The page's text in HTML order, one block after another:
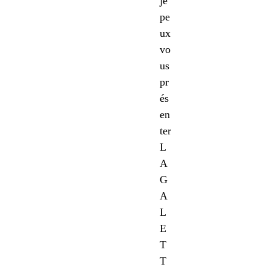
pe
ux
vo
us
pr
és
en
ter
L
A
G
A
L
E
T
T